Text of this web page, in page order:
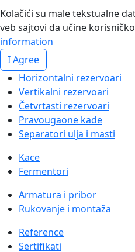
Kolačići su male tekstualne
veb sajtovi da učine
information
I Agree
Horizontalni rezervoari
Vertikalni rezervoari
Četvrtasti rezervoari
Pravougaone kade
Separatori ulja i masti
Kace
Fermentori
Armatura i pribor
Rukovanje i montaža
Reference
Sertifikati